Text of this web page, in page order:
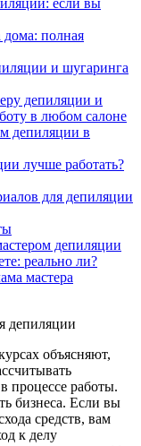
если вы
полная
и шугаринга
депиляции и
в любом салоне
депиляции в
лучше работать?
для депиляции
депиляции
реально ли?
мастера
объясняют,
процессе работы.
бизнеса. Если вы
средств, вам
к делу